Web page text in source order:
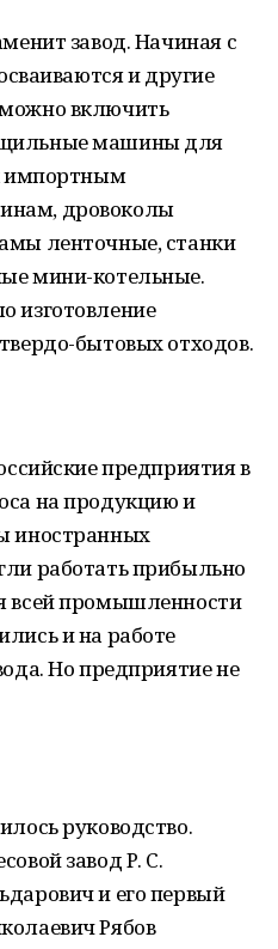
завод. Начиная с
и другие
включить
машины для
импортным
дровоколы
ленточные, станки
мини-котельные.
изготовление
бытовых отходов.
предприятия в
на продукцию и
иностранных
работать прибыльно
всей промышленности
и на работе
Но предприятие не
руководство.
завод Р. С.
и его первый
Рябов